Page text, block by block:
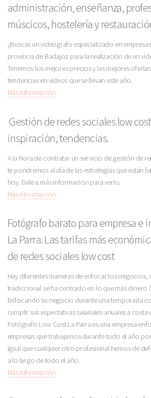
administración, enseñanza,
múscicos, hostelería y
¿Buscas un videógrafo especializado en
provincia de Badajoz para la realización de un
Tenemos los mejores precios y las mejores
tendencias en vídeos que se llevan este año.
Más Información
Gestión de redes sociales low
inspiración, tendencias.
A la hora de contratar un servicio de gestión de
te pondremos al día de las estrategias que están
hoy. Dale a más información para verlo.
Más Información
Fotógrafo barato para empresa e
La Parra. Las tarifas más
de redes sociales low cost
Hay diferentes maneras de enfocar los
tradiccional se ha centrado en lo que más dinero
Enfocando su negocio durante una temporada
cumplir sus espectativas salariales anuales a costa
Fotógrafo Low Cost La Parra es una empresa
empresas que trabajamos durante todo el año
igual que cualquier otro profesional hemos de
a lo largo de todo el año.
Más Información